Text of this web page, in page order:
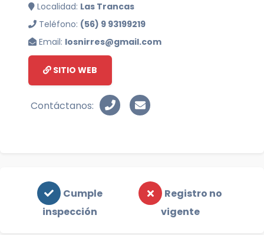
Localidad: Las Trancas
Teléfono: (56) 9 93199219
Email: losnirres@gmail.com
SITIO WEB
Contáctanos:
Cumple
inspección
Registro no
vigente